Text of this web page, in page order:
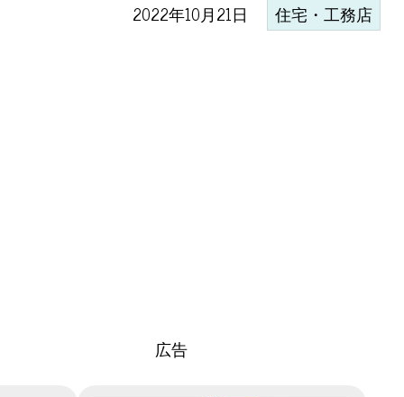
2022年10月21日 住宅・工務店
広告